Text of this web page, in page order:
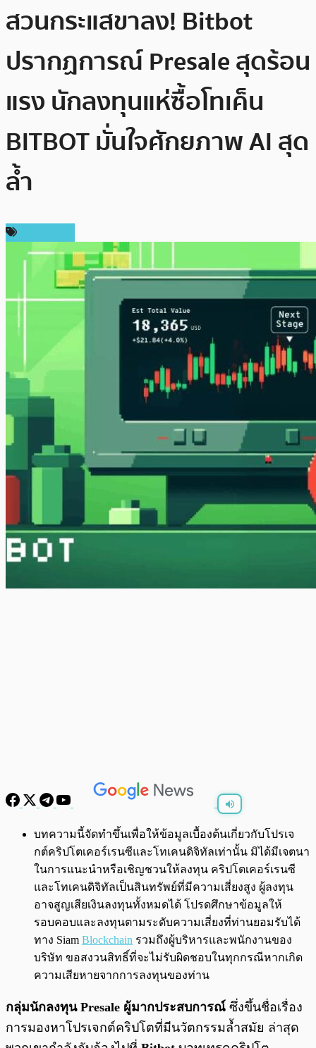
สวนกระแสขาลง! Bitbot
ปรากฏการณ์ Presale สุดร้อน
แรง นักลงทุนแห่ซื้อโทเค็น
BITBOT มั่นใจศักยภาพ AI สุด
ล้ำ
พร้อมเล่น 0:00/0:00
บทความนี้จัดทำขึ้นเพื่อให้ข้อมูลเบื้องต้นเกี่ยวกับโปรเจ
กต์คริปโตเคอร์เรนซีและโทเคนดิจิทัลเท่านั้น มิได้มีเจตนา
ในการแนะนำหรือเชิญชวนให้ลงทุน คริปโตเคอร์เรนซี
และโทเคนดิจิทัลเป็นสินทรัพย์ที่มีความเสี่ยงสูง ผู้ลงทุน
อาจสูญเสียเงินลงทุนทั้งหมดได้ โปรดศึกษาข้อมูลให้
รอบคอบและลงทุนตามระดับความเสี่ยงที่ท่านยอมรับได้
ทาง Siam Blockchain รวมถึงผู้บริหารและพนักงานของ
บริษัท ขอสงวนสิทธิ์ที่จะไม่รับผิดชอบในทุกกรณีหากเกิด
ความเสียหายจากการลงทุนของท่าน
กลุ่มนักลงทุน Presale ผู้มากประสบการณ์ ซึ่งขึ้นชื่อเรื่อง
การมองหาโปรเจกต์คริปโตที่มีนวัตกรรมล้ำสมัย ล่าสุด